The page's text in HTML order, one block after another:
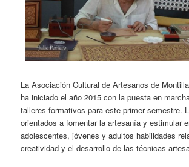
La Asociación Cultural de Artesanos de
ha iniciado el año 2015 con la puesta en
talleres formativos para este primer semestre.
orientados a fomentar la artesanía y estimular
adolescentes, jóvenes y adultos habilidades
creatividad y el desarrollo de las técnicas